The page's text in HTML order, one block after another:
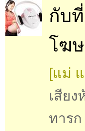
กับ
โฆ
[แม่
เสียง
ทารก